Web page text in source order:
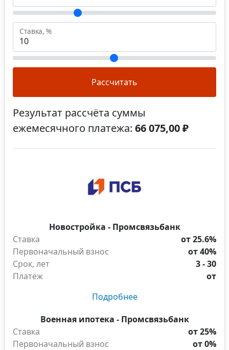
Ставка, %
Рассчитать
Результат рассчёта суммы
ежемесячного платежа: 66 075,00 ₽
Новостройка - Промсвязьбанк
Ставка
от 25.6%
Первоначальный взнос
от 40%
Срок, лет
3 - 30
Платёж
от
Подробнее
Военная ипотека - Промсвязьбанк
Ставка
от 25%
Первоначальный взнос
от 0%